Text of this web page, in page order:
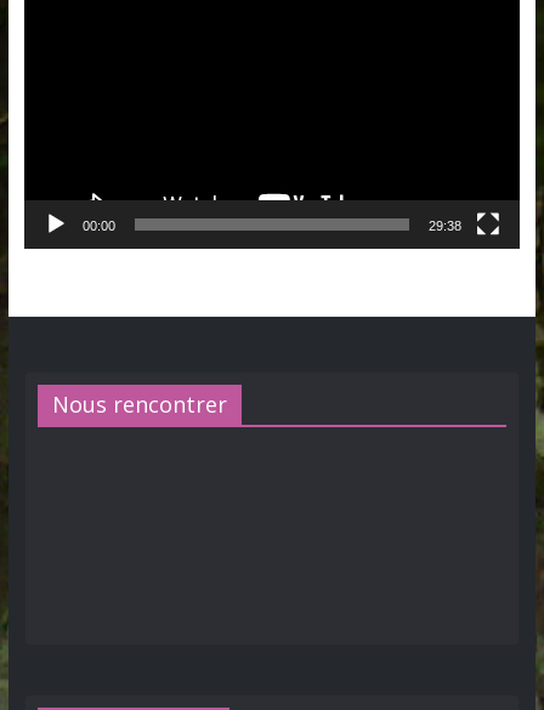
00:00 29:38
Nous rencontrer